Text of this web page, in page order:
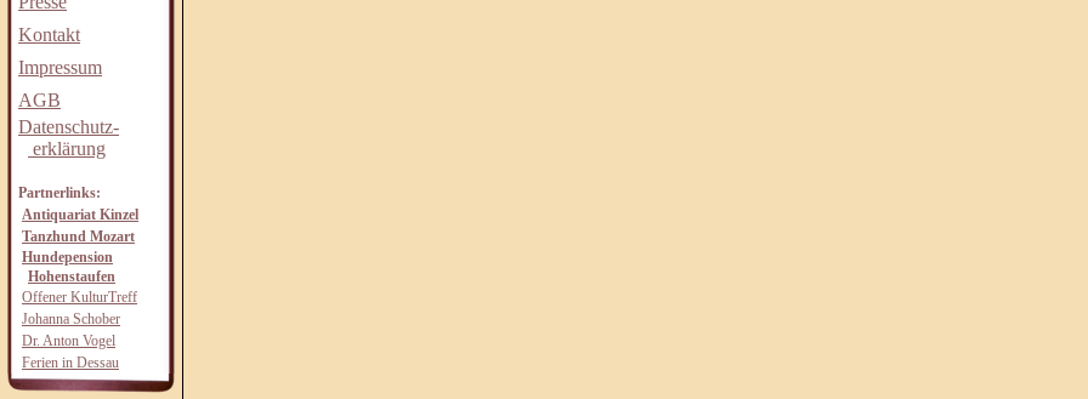
Kontakt
Impressum
AGB
Datenschutz-
erklärung
Partnerlinks:
Antiquariat Kinzel
Tanzhund Mozart
Hundepension
Hohenstaufen
Offener KulturTreff
Johanna Schober
Dr. Anton Vogel
Ferien in Dessau